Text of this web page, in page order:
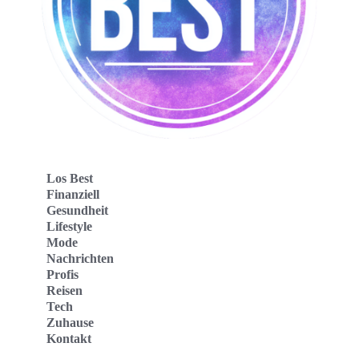
Los Best
Finanziell
Gesundheit
Lifestyle
Mode
Nachrichten
Profis
Reisen
Tech
Zuhause
Kontakt